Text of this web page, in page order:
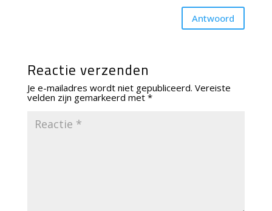
Antwoord
Reactie verzenden
Je e-mailadres wordt niet gepubliceerd. Vereiste
velden zijn gemarkeerd met*